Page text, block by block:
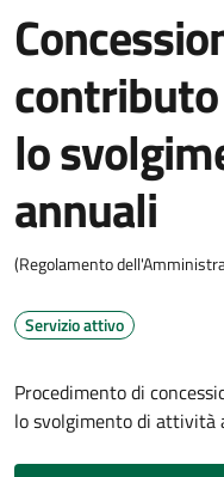
lo
annuali
(Regolamento
Servizio attivo
Procedimento di
lo svolgimento di attività